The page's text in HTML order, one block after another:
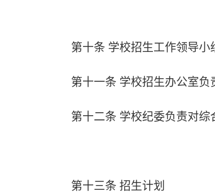
第十条 学校招生工作领导小
第十一条 学校招生办公室负
第十二条 学校纪委负责对综
第十三条 招生计划